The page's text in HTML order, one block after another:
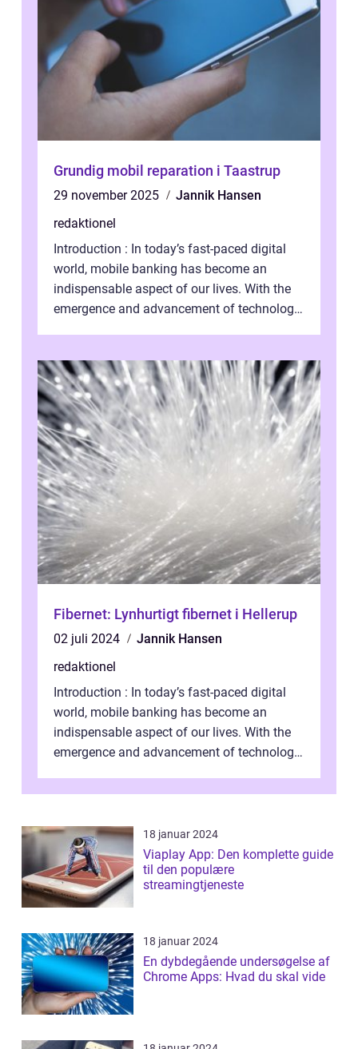
Grundig mobil reparation i Taastrup
29 november 2025
Jannik Hansen
redaktionel
Introduction : In today’s fast-paced digital
world, mobile banking has become an
indispensable aspect of our lives. With the
emergence and advancement of technology,
Fibernet: Lynhurtigt fibernet i Hellerup
02 juli 2024
Jannik Hansen
redaktionel
Introduction : In today’s fast-paced digital
world, mobile banking has become an
indispensable aspect of our lives. With the
emergence and advancement of technology,
18 januar 2024
Viaplay App: Den komplette guide
til den populære
streamingtjeneste
18 januar 2024
En dybdegående undersøgelse af
Chrome Apps: Hvad du skal vide